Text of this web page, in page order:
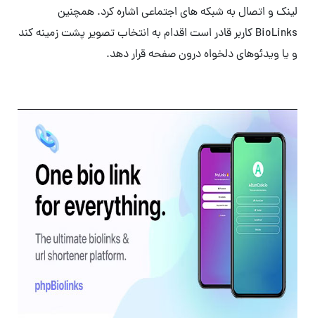
لینک و اتصال به شبکه های اجتماعی اشاره کرد. همچنین
BioLinks کاربر قادر است اقدام به انتخاب تصویر پشت زمینه کند
و یا ویدئوهای دلخواه درون صفحه قرار دهد.